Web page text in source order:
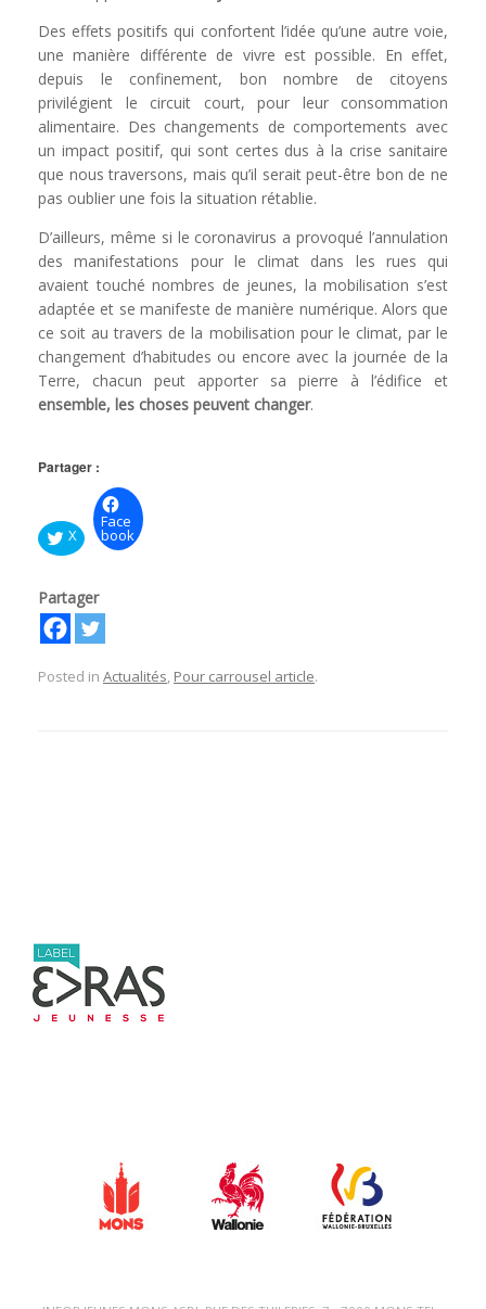
Des effets positifs qui confortent l’idée qu’une autre voie,
une manière différente de vivre est possible. En effet,
depuis le confinement, bon nombre de citoyens
privilégient le circuit court, pour leur consommation
alimentaire. Des changements de comportements avec
un impact positif, qui sont certes dus à la crise sanitaire
que nous traversons, mais qu’il serait peut-être bon de ne
pas oublier une fois la situation rétablie.
D’ailleurs, même si le coronavirus a provoqué l’annulation
des manifestations pour le climat dans les rues qui
avaient touché nombres de jeunes, la mobilisation s’est
adaptée et se manifeste de manière numérique. Alors que
ce soit au travers de la mobilisation pour le climat, par le
changement d’habitudes ou encore avec la journée de la
Terre, chacun peut apporter sa pierre à l’édifice et
ensemble, les choses peuvent changer.
Partager :
X
Face
book
Partager
Posted in Actualités, Pour carrousel article.